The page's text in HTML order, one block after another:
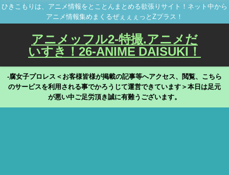
ひきこもりは、アニメ情報をとことんまとめる欲張りサイト！ネット中から
アニメ情報集めまくるぜぇぇぇっとZプラス！
アニメッフル2-特撮.アニメだ
いすき！26-ANIME DAISUKI！
-腐女子プロレス＜お客様皆様が掲載の記事等へアクセス、閲覧、こちら
のサービスを利用される事でかろうじて運営できています＞本日は足元
が悪い中ご足労頂き誠に有難うございます。